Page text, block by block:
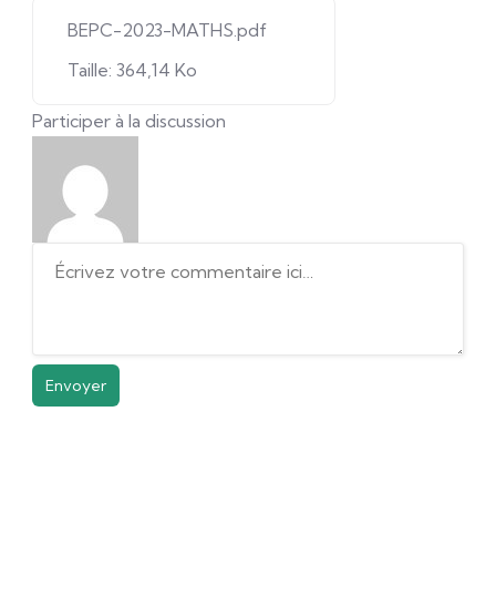
BEPC-2023-MATHS.pdf
Taille: 364,14 Ko
Participer à la discussion
Envoyer